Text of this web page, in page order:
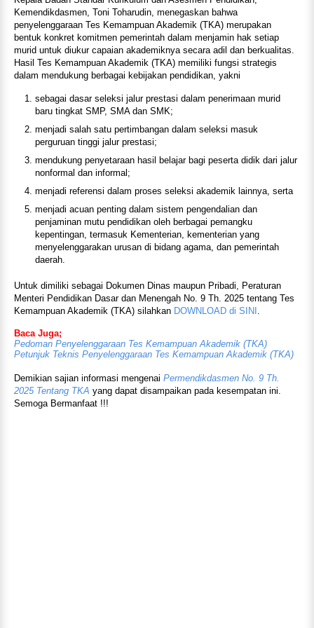
Kemendikdasmen, Toni Toharudin, menegaskan bahwa
penyelenggaraan Tes Kemampuan Akademik (TKA) merupakan
bentuk konkret komitmen pemerintah dalam menjamin hak setiap
murid untuk diukur capaian akademiknya secara adil dan berkualitas.
Hasil Tes Kemampuan Akademik (TKA) memiliki fungsi strategis
dalam mendukung berbagai kebijakan pendidikan, yakni
sebagai dasar seleksi jalur prestasi dalam penerimaan murid
baru tingkat SMP, SMA dan SMK;
menjadi salah satu pertimbangan dalam seleksi masuk
perguruan tinggi jalur prestasi;
mendukung penyetaraan hasil belajar bagi peserta didik dari jalur
nonformal dan informal;
menjadi referensi dalam proses seleksi akademik lainnya, serta
menjadi acuan penting dalam sistem pengendalian dan
penjaminan mutu pendidikan oleh berbagai pemangku
kepentingan, termasuk Kementerian, kementerian yang
menyelenggarakan urusan di bidang agama, dan pemerintah
daerah.
Untuk dimiliki sebagai Dokumen Dinas maupun Pribadi, Peraturan
Menteri Pendidikan Dasar dan Menengah No. 9 Th. 2025 tentang Tes
Kemampuan Akademik (TKA) silahkan DOWNLOAD di SINI
Baca Juga;
Pedoman Penyelenggaraan Tes Kemampuan Akademik (TKA)
Petunjuk Teknis Penyelenggaraan Tes Kemampuan Akademik (TKA)
Demikian sajian informasi mengenai Permendikdasmen No. 9 Th.
2025 Tentang TKA yang dapat disampaikan pada kesempatan ini.
Semoga Bermanfaat !!!